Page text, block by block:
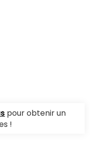
pour obtenir un
!